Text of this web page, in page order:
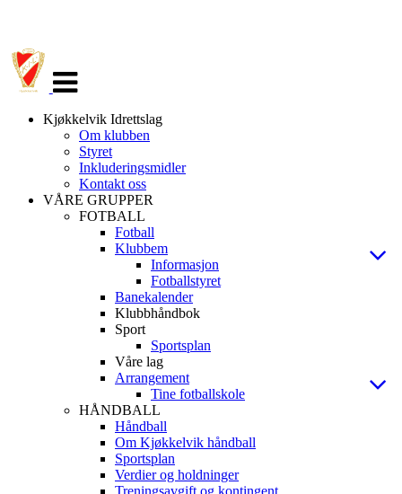
navigasjon
Kjøkkelvik Idrettslag
Om klubben
Styret
Inkluderingsmidler
Kontakt oss
VÅRE GRUPPER
FOTBALL
Fotball
Klubbem
Informasjon
Fotballstyret
Banekalender
Klubbhåndbok
Sport
Sportsplan
Våre lag
Arrangement
Tine fotballskole
HÅNDBALL
Håndball
Om Kjøkkelvik håndball
Sportsplan
Verdier og holdninger
Treningsavgift og kontingent